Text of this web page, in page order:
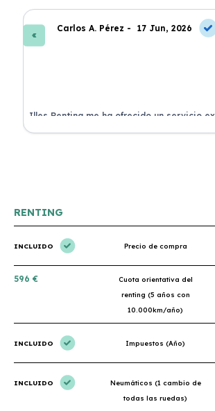
Carlos A. Pérez - 17 Jun, 2026
Illes Renting me ha ofrecido un servicio
Su atención al cliente es muy buena y el
RENTING
INCLUIDO Precio de compra
596 €
Cuota orientativa del
renting (5 años con
10.000km/año)
INCLUIDO Impuestos (Año)
INCLUIDO
Neumáticos (1 cambio de
todas las ruedas)